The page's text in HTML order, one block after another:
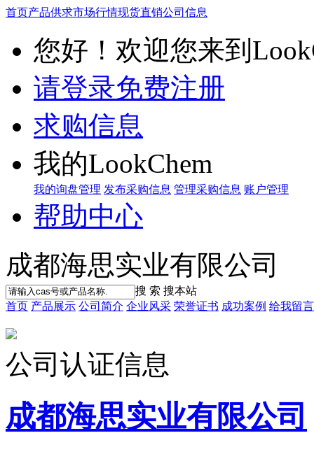
首页产品供求市场行情现货直销公司信息
您好！欢迎您来到
请登录免费注册
求购信息
我的LookChem
我的询盘管理 发布采购信息 管理采购信息 账户管理
帮助中心
成都海思实业有限公司
搜 索 搜本站
首页 产品展示 公司简介 企业风采 荣誉证书 成功案例 给我留言
公司认证信息
成都海思实业有限公司